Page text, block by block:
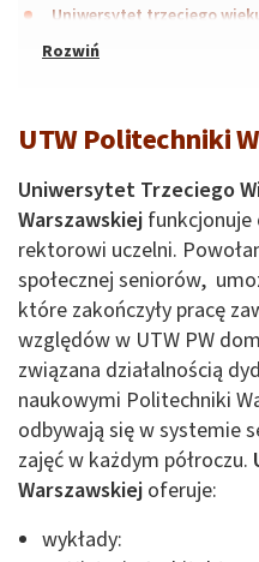
Uniwersytet trzeciego
UTW Politechniki
Uniwersytet Trzeciego
Warszawskiej funkcjonuje
rektorowi uczelni.
społecznej seniorów,
które zakończyły pracę
względów w UTW PW
związana działalnością
naukowymi Politechniki
odbywają się w systemie
zajęć w każdym półroczu.
Warszawskiej oferuje:
wykłady: